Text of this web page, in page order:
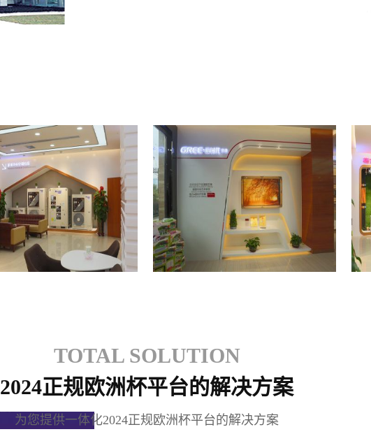
TOTAL SOLUTION
2024正规欧洲杯平台的解决方案
为您提供一体化2024正规欧洲杯平台的解决方案